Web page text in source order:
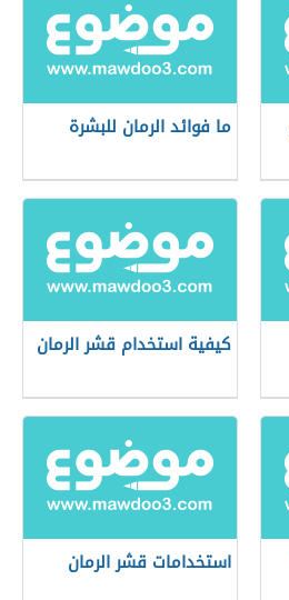
ما فوائد الرمان للبشرة
كيفية استخدام قشر الرمان
استخدامات قشر الرمان